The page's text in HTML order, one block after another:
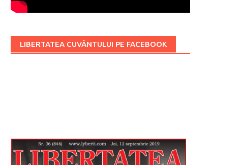
LIBERTATEA CUVÂNTULUI PE FACEBOOK